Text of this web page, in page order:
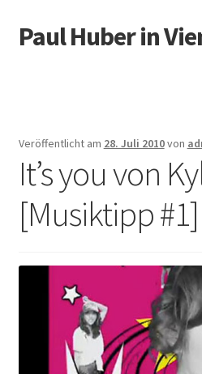
Zur
Navigation
Zum
Inhalt
Paul Huber in
Veröffentlicht am 28. Juli 2010von
It’s you von
[Musiktipp #1]